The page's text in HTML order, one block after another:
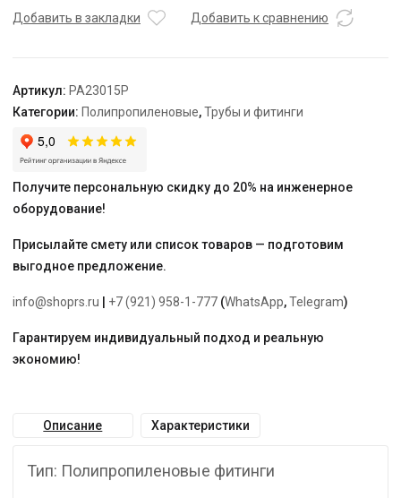
32
AQUA"
Добавить в закладки Добавить к сравнению
Артикул: PA23015P
Категории: Полипропиленовые,Трубы и фитинги
Получите персональную скидку до 20% на инженерное
оборудование!
Присылайте смету или список товаров — подготовим
выгодное предложение.
info@shoprs.ru +7 (921) 958-1-777 (WhatsApp,Telegram)
Гарантируем индивидуальный подход и реальную
экономию!
Описание Характеристики
Тип: Полипропиленовые фитинги